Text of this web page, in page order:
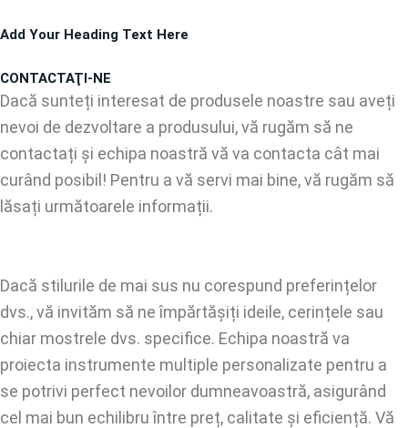
la
Add Your Heading Text Here
CONTACTAŢI-NE
Dacă sunteți interesat de produsele noastre sau aveți
nevoi de dezvoltare a produsului, vă rugăm să ne
contactați și echipa noastră vă va contacta cât mai
curând posibil! Pentru a vă servi mai bine, vă rugăm să
lăsați următoarele informații.
Dacă stilurile de mai sus nu corespund preferințelor
dvs., vă invităm să ne împărtășiți ideile, cerințele sau
chiar mostrele dvs. specifice. Echipa noastră va
proiecta instrumente multiple personalizate pentru a
se potrivi perfect nevoilor dumneavoastră, asigurând
cel mai bun echilibru între preț, calitate și eficiență. Vă